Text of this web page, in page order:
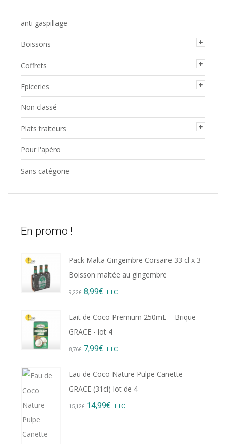
anti gaspillage
Boissons
Coffrets
Epiceries
Non classé
Plats traiteurs
Pour l'apéro
Sans catégorie
En promo !
Pack Malta Gingembre Corsaire 33 cl x 3 -
Boisson maltée au gingembre
9,22€ Original
8,99€ Current
TTC
Lait de Coco Premium 250mL – Brique –
GRACE - lot 4
8,76€ Original
7,99€ Current
TTC
Eau de Coco Nature Pulpe Canette -
GRACE (31cl) lot de 4
15,12€ Original
14,99€ Current
TTC